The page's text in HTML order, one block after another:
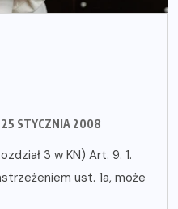
25 STYCZNIA 2008
3 w KN) Art. 9. 1.
ust. 1a, może